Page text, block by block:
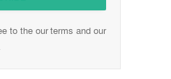
to the our terms and our